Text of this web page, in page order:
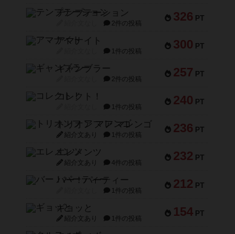
326 PT
テンプテーション
2件の投稿
300 PT
アマナイト
1件の投稿
257 PT
ギャンブラー
2件の投稿
240 PT
コレクト！
1件の投稿
236 PT
トリオンフ ア マレンゴ
紹介文あり 1件の投稿
232 PT
エレメンツ
紹介文あり 4件の投稿
212 PT
バー！パーティー
1件の投稿
154 PT
ギョッと
紹介文あり 1件の投稿